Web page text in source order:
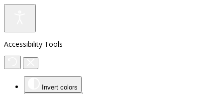
Accessibility Tools
Invert colors